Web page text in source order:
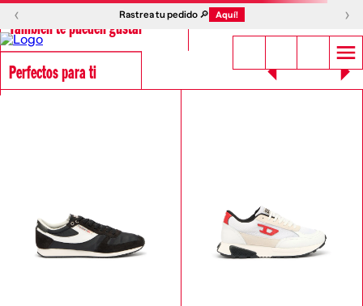
‹ Rastrea tu pedido 🔎 Aquí! ›
También te pueden gustar
Perfectos para ti